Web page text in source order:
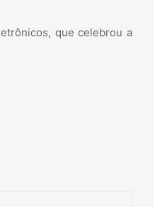
que celebrou a